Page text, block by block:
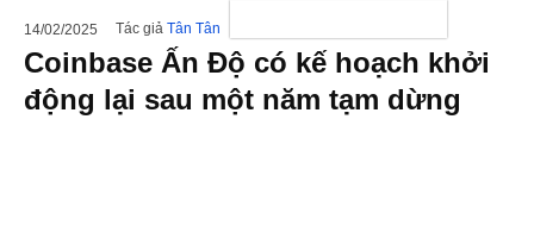
14/02/2025 Tác giả Tân Tân
Coinbase Ấn Độ có kế hoạch khởi
động lại sau một năm tạm dừng